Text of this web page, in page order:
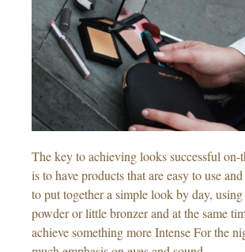
The key to achieving looks successful on-
is to have products that are easy to use
to put together a simple look by day,
powder or little bronzer and at the same
achieve something more Intense For the